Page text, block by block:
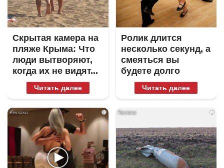
Скрытая камера на
пляже Крыма: Что
люди вытворяют,
когда их не видят...
Читать далее
Ролик длится
несколько секунд, а
смеяться вы
будете долго
Читать далее
i i